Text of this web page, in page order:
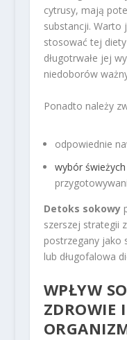
cytrusy, mają
substancji. Warto
stosować tej
długotrwałe jej
niedoborów
Ponadto należy
odpowiednie
wybór
Detoks sokowy
szerszej strategii
postrzegany jako
lub długofalowa
WPŁYW
ZDROWIE